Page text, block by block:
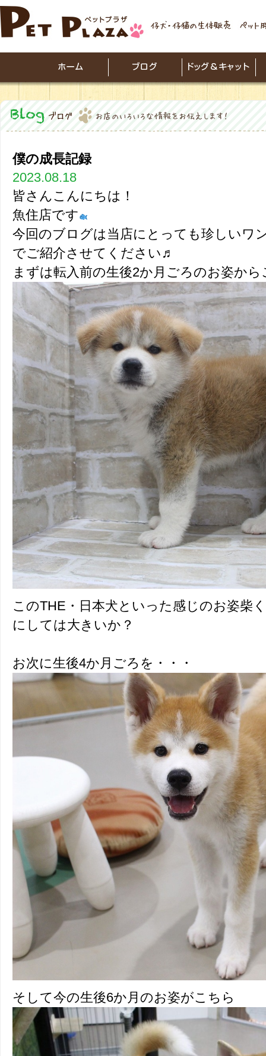
僕の成長記録
2023.08.18
皆さんこんにちは！
魚住店です
今回のブログは当店にとっても珍しいワ
でご紹介させてください♬
まずは転入前の生後2か月ごろのお姿か
このTHE・日本犬といった感じのお姿柴
にしては大きいか？
お次に生後4か月ごろを・・・
そして今の生後6か月のお姿がこちら